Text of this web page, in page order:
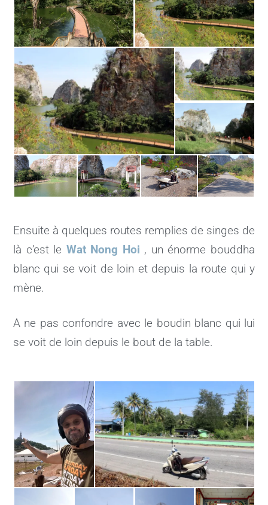
Ensuite à quelques routes remplies de singes de
là c’est le Wat Nong Hoi , un énorme bouddha
blanc qui se voit de loin et depuis la route qui y
mène.
A ne pas confondre avec le boudin blanc qui lui
se voit de loin depuis le bout de la table.